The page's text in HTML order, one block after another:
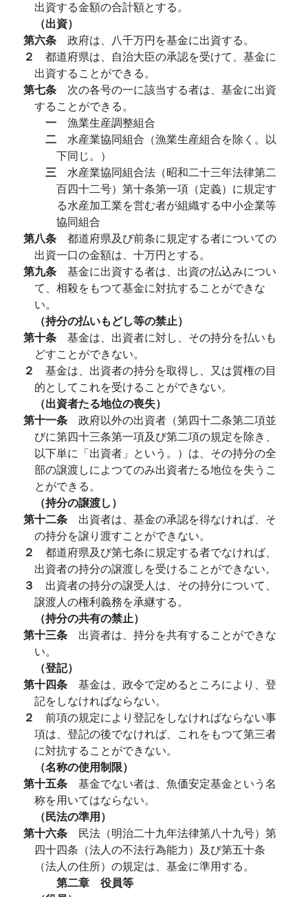
出資する金額の合計額とする。
（出資）
第六条 政府は、八千万円を基金に出資する。
２ 都道府県は、自治大臣の承認を受けて、基金に
出資することができる。
第七条 次の各号の一に該当する者は、基金に出資
することができる。
一 漁業生産調整組合
二 水産業協同組合（漁業生産組合を除く。以
下同じ。）
三 水産業協同組合法（昭和二十三年法律第二
百四十二号）第十条第一項（定義）に規定す
る水産加工業を営む者が組織する中小企業等
協同組合
第八条 都道府県及び前条に規定する者についての
出資一口の金額は、十万円とする。
第九条 基金に出資する者は、出資の払込みについ
て、相殺をもつて基金に対抗することができな
い。
（持分の払いもどし等の禁止）
第十条 基金は、出資者に対し、その持分を払いも
どすことができない。
２ 基金は、出資者の持分を取得し、又は質権の目
的としてこれを受けることができない。
（出資者たる地位の喪失）
第十一条 政府以外の出資者（第四十二条第二項並
びに第四十三条第一項及び第二項の規定を除き、
以下単に「出資者」という。）は、その持分の全
部の譲渡しによつてのみ出資者たる地位を失うこ
とができる。
（持分の譲渡し）
第十二条 出資者は、基金の承認を得なければ、そ
の持分を譲り渡すことができない。
２ 都道府県及び第七条に規定する者でなければ、
出資者の持分の譲渡しを受けることができない。
３ 出資者の持分の譲受人は、その持分について、
譲渡人の権利義務を承継する。
（持分の共有の禁止）
第十三条 出資者は、持分を共有することができな
い。
（登記）
第十四条 基金は、政令で定めるところにより、登
記をしなければならない。
２ 前項の規定により登記をしなければならない事
項は、登記の後でなければ、これをもつて第三者
に対抗することができない。
（名称の使用制限）
第十五条 基金でない者は、魚価安定基金という名
称を用いてはならない。
（民法の準用）
第十六条 民法（明治二十九年法律第八十九号）第
四十四条（法人の不法行為能力）及び第五十条
（法人の住所）の規定は、基金に準用する。
第二章 役員等